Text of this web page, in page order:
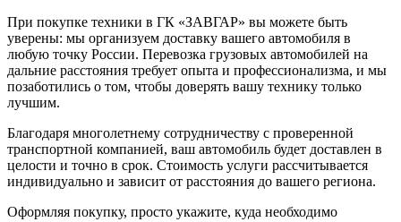
При покупке техники в ГК «ЗАВГАР» вы можете быть
уверены: мы организуем доставку вашего автомобиля в
любую точку России. Перевозка грузовых автомобилей на
дальние расстояния требует опыта и профессионализма, и мы
позаботились о том, чтобы доверять вашу технику только
лучшим.
Благодаря многолетнему сотрудничеству с проверенной
транспортной компанией, ваш автомобиль будет доставлен в
целости и точно в срок. Стоимость услуги рассчитывается
индивидуально и зависит от расстояния до вашего региона.
Оформляя покупку, просто укажите, куда необходимо